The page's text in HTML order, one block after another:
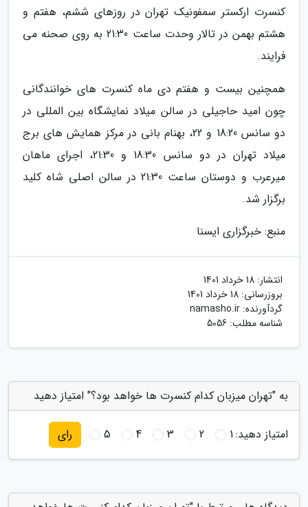
کنسرت ارکستر سمفونیک تهران در روزهای ششم، هفتم و
هشتم بهمن در تالار وحدت ساعت 21:30 به روی صحنه می
فرایند.
همچنین بیست و هفتم دی ماه کنسرت های خوانندگانی
چون امید حاجیلی در سالن میلاد نمایشگاه بین المللی در
دو سانس 18:20 و 22، بهنام بانی در مرکز همایش های برج
میلاد تهران در دو سانس 18:30 و 21:30، اجرای ماهان
میرعرب و دوستان ساعت 21:30 در سالن اصلی شاه کلید
برگزار شد.
منبع: خبرگزاری ایسنا
انتشار: 18 خرداد 1401
بروزرسانی: 18 خرداد 1401
گردآورنده: namasho.ir
شناسه مطلب: 5056
به "تهران میزبان کدام کنسرت ها خواهد بود؟" امتیاز دهید
امتیاز دهید:1
2
3
4
5 رای